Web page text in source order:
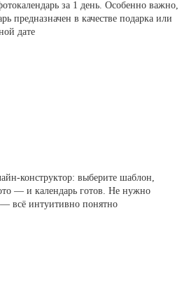
за 1 день. Особенно важно,
предназначен в качестве подарка или
дате
конструктор: выберите шаблон,
— и календарь готов. Не нужно
— всё интуитивно понятно